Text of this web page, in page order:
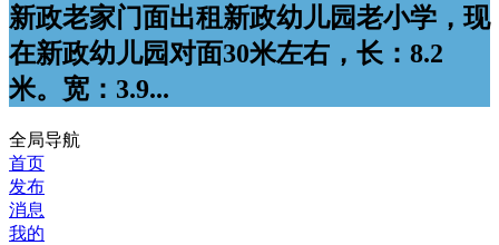
新政老家门面出租新政幼儿园老小学，现
在新政幼儿园对面30米左右，长：8.2
米。宽：3.9...
全局导航
首页
发布
消息
我的